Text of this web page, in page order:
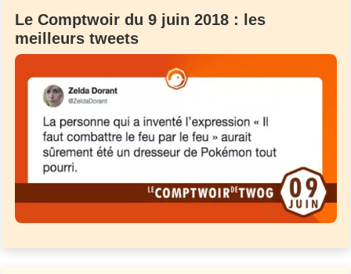
Le Comptwoir du 9 juin 2018 : les
meilleurs tweets